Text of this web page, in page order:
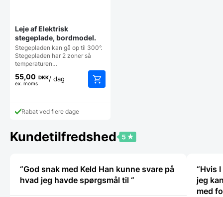
Leje af Elektrisk
stegeplade, bordmodel.
Stegepladen kan gå op til 300°.
Stegepladen har 2 zoner så
temperaturen…
55,00 DKK
ex. moms
/ dag
Rabat ved flere dage
Kundetilfredshed
“God snak med Keld Han kunne svare på
hvad jeg havde spørgsmål til “
“Hvis
jeg
med